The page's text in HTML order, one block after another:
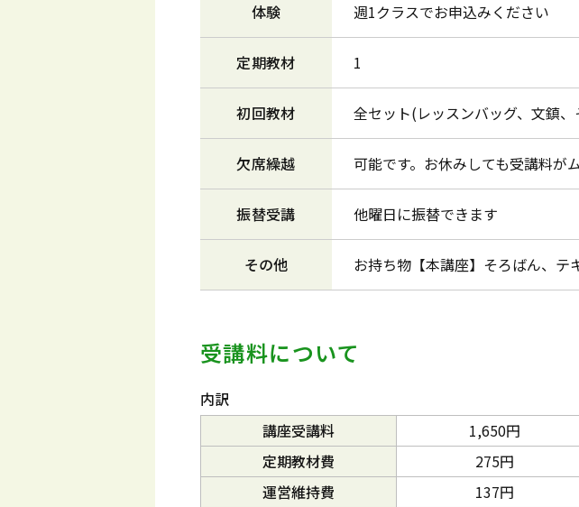
体験 週1クラスでお申込みください
定期教材 1
初回教材 全セット(レッスンバッグ、文鎮
欠席繰越 可能です。お休みしても受講料が
振替受講 他曜日に振替できます
その他 お持ち物【本講座】そろばん、
受講料について
内訳
講座受講料
1,650円
定期教材費
275円
運営維持費
137円